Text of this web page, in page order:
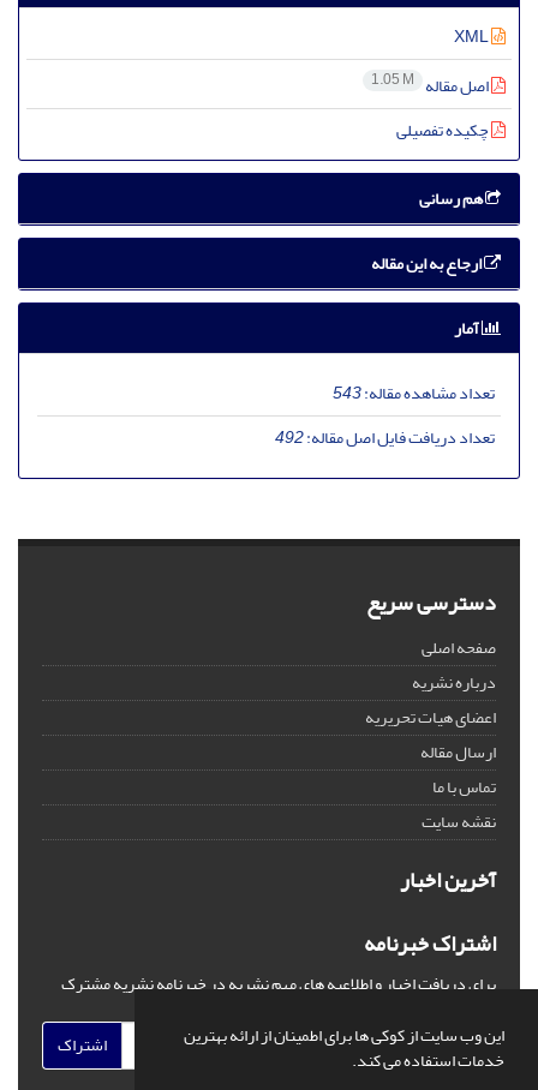
این وب سایت از کوکی ها برای اطمینان از ارائه بهترین
خدمات استفاده می کند.
اصل مقاله 1.05 M
چکیده تفصیلی
هم رسانی
ارجاع به این مقاله
آمار
تعداد مشاهده مقاله:543
تعداد دریافت فایل اصل مقاله:492
دسترسی سریع
صفحه اصلی
درباره نشریه
اعضای هیات تحریریه
ارسال مقاله
تماس با ما
نقشه سایت
آخرین اخبار
اشتراک خبرنامه
برای دریافت اخبار و اطلاعیه های مهم نشریه در خبرنامه نشریه مشترک
اشتراک